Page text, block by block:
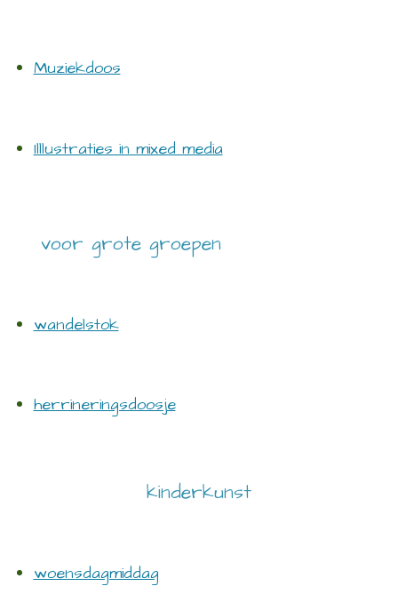
Muziekdoos
Illlustraties in mixed media
voor grote groepen
wandelstok
herrineringsdoosje
kinderkunst
woensdagmiddag